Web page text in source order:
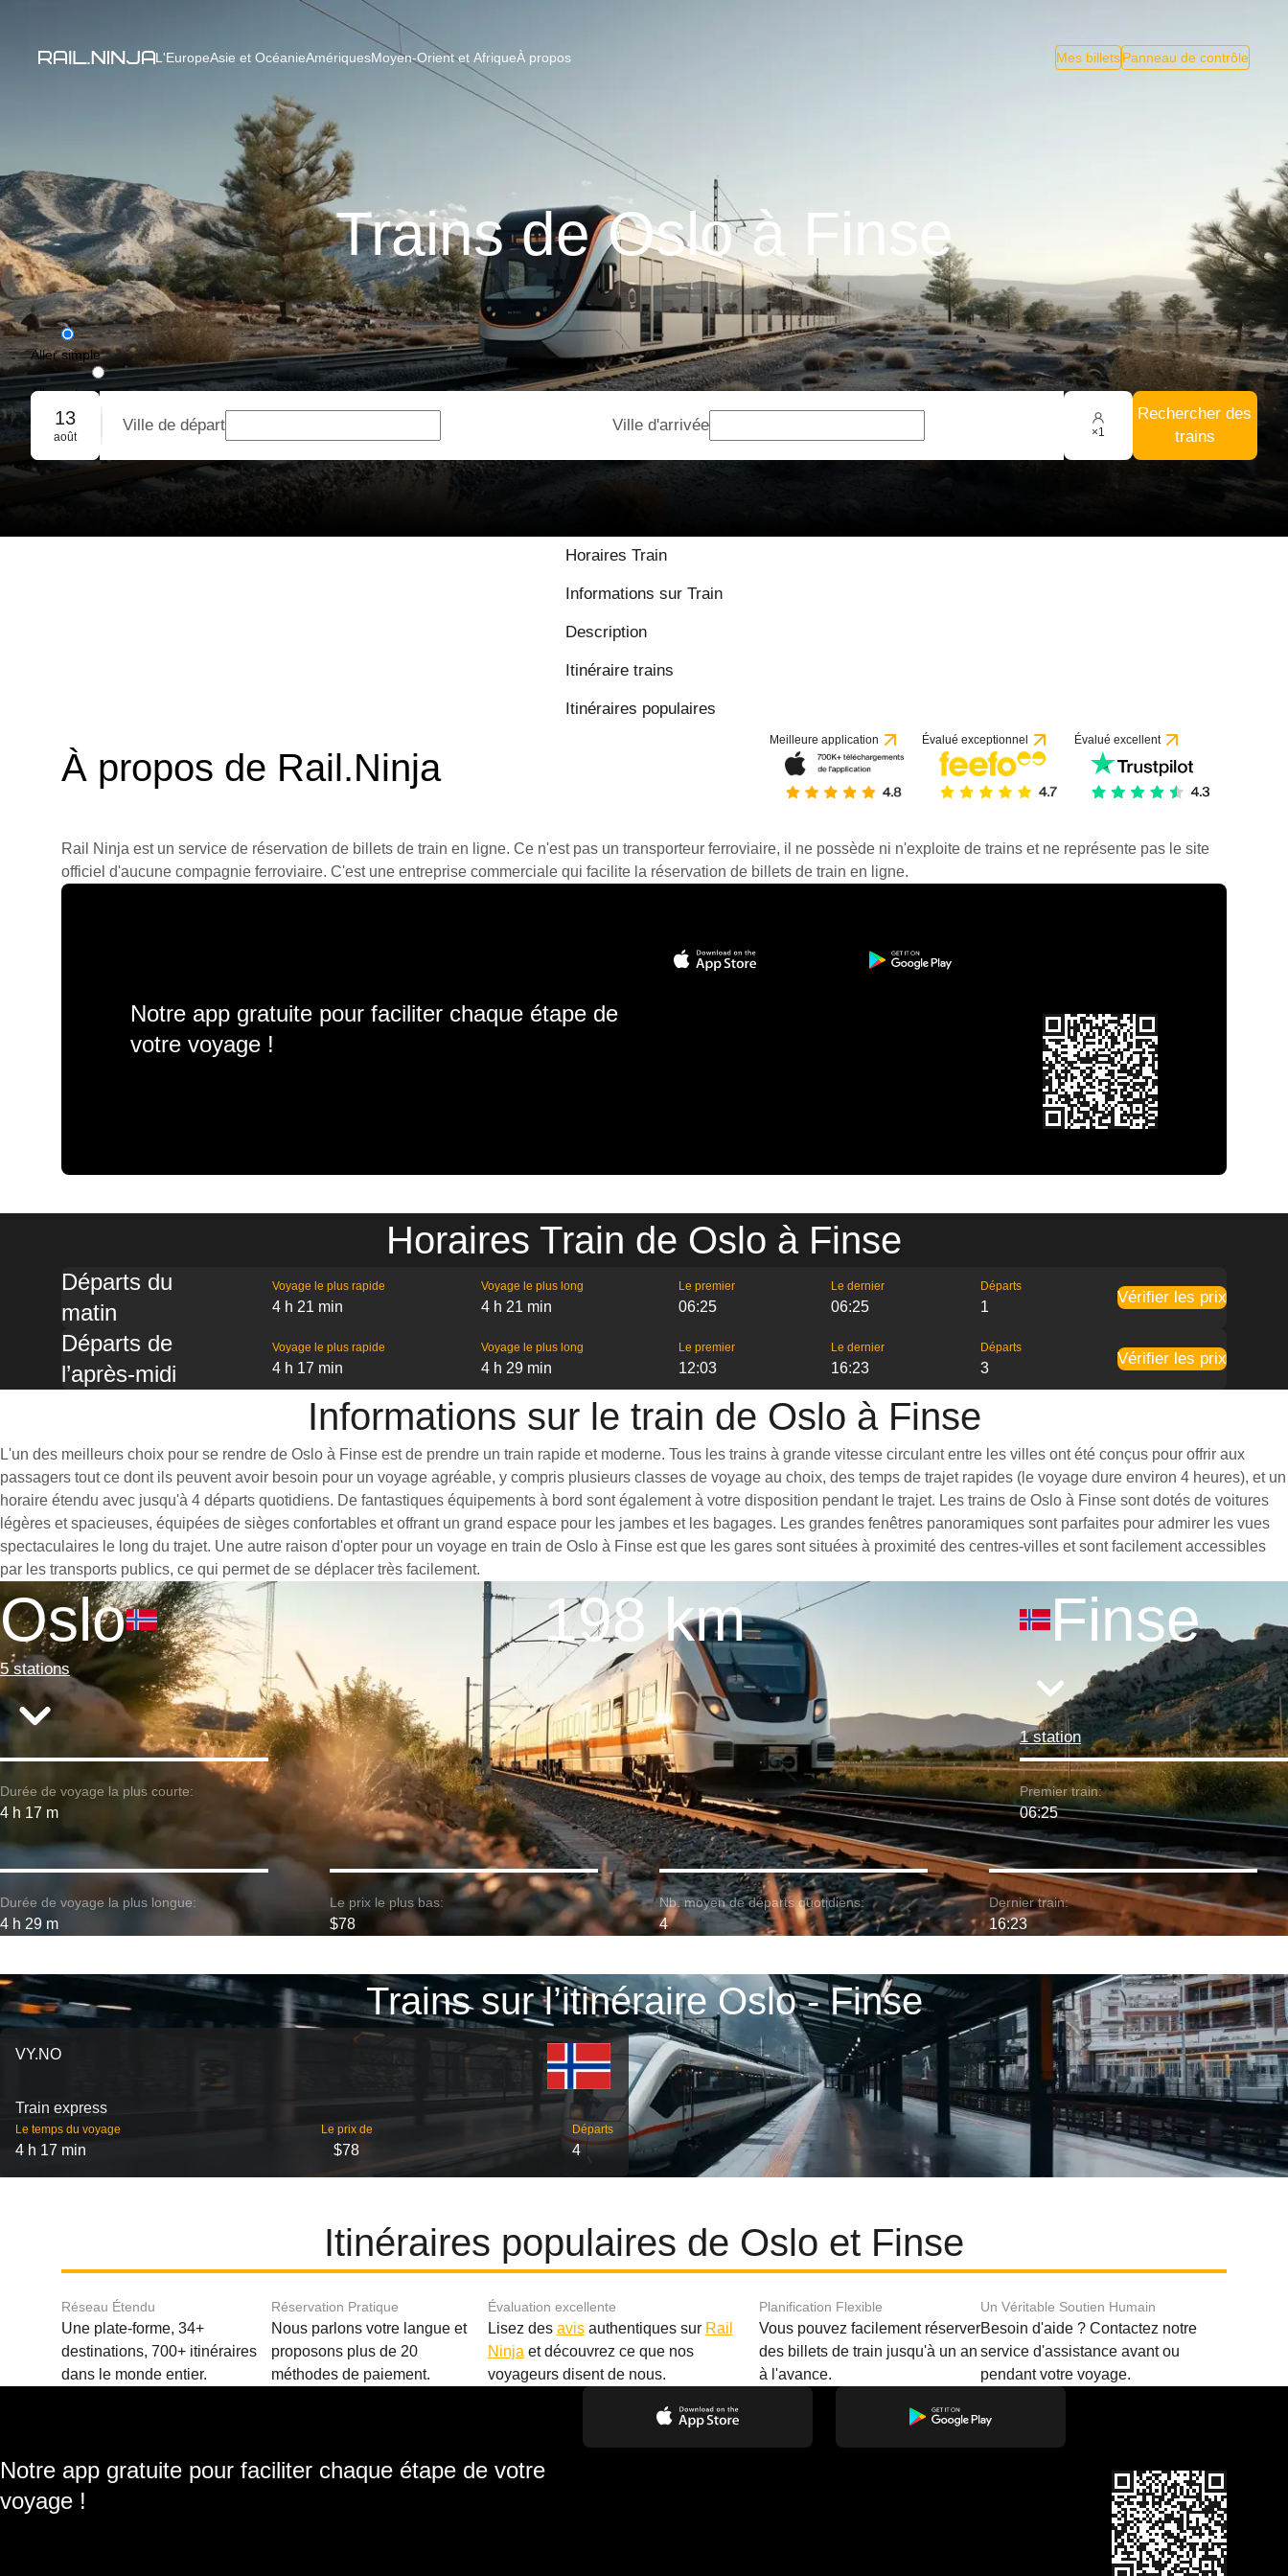
L'EuropeAsie et OcéanieAmériquesMoyen-Orient et AfriqueÀ propos Mes billetsPanneau de contrôle
Trains de Oslo à Finse
Aller simple
Aller-retour
Réservation de groupe
13
août
Ville de départ Ville d'arrivée ×1
Rechercher des
trains
Horaires Train
Informations sur Train
Description
Itinéraire trains
Itinéraires populaires
À propos de Rail.Ninja
Meilleure application Évalué exceptionnel Évalué excellent
Rail Ninja est un service de réservation de billets de train en ligne. Ce n'est pas un transporteur ferroviaire, il ne possède ni n'exploite de trains et ne représente pas le site
officiel d'aucune compagnie ferroviaire. C'est une entreprise commerciale qui facilite la réservation de billets de train en ligne.
Notre app gratuite pour faciliter chaque étape de
votre voyage !
Horaires Train de Oslo à Finse
Départs du
matin
Voyage le plus rapide
4 h 21 min
Voyage le plus long
4 h 21 min
Le premier
06:25
Le dernier
06:25
Départs
1
Vérifier les prix
Départs de
l’après-midi
Voyage le plus rapide
4 h 17 min
Voyage le plus long
4 h 29 min
Le premier
12:03
Le dernier
16:23
Départs
3
Vérifier les prix
Informations sur le train de Oslo à Finse
L'un des meilleurs choix pour se rendre de Oslo à Finse est de prendre un train rapide et moderne. Tous les trains à grande vitesse circulant entre les villes ont été conçus pour offrir aux
passagers tout ce dont ils peuvent avoir besoin pour un voyage agréable, y compris plusieurs classes de voyage au choix, des temps de trajet rapides (le voyage dure environ 4 heures), et un
horaire étendu avec jusqu'à 4 départs quotidiens. De fantastiques équipements à bord sont également à votre disposition pendant le trajet. Les trains de Oslo à Finse sont dotés de voitures
légères et spacieuses, équipées de sièges confortables et offrant un grand espace pour les jambes et les bagages. Les grandes fenêtres panoramiques sont parfaites pour admirer les vues
spectaculaires le long du trajet. Une autre raison d'opter pour un voyage en train de Oslo à Finse est que les gares sont situées à proximité des centres-villes et sont facilement accessibles
par les transports publics, ce qui permet de se déplacer très facilement.
Oslo
5 stations
198 km Finse
1 station
Durée de voyage la plus courte:
4 h 17 m
Premier train:
06:25
Durée de voyage la plus longue:
4 h 29 m
Le prix le plus bas:
$78
Nb. moyen de départs quotidiens:
4
Dernier train:
16:23
Trains sur l’itinéraire Oslo - Finse
VY.NO
Train express
Le temps du voyage
4 h 17 min
Le prix de
$78
Départs
4
Itinéraires populaires de Oslo et Finse
8.9 / 10 basé sur 1 avis
Réseau Étendu
Une plate-forme, 34+
destinations, 700+ itinéraires
dans le monde entier.
Réservation Pratique
Nous parlons votre langue et
proposons plus de 20
méthodes de paiement.
Évaluation excellente
Lisez des avisauthentiques sur Rail
Ninja et découvrez ce que nos
voyageurs disent de nous.
Planification Flexible
Vous pouvez facilement réserver
des billets de train jusqu'à un an
à l'avance.
Un Véritable Soutien Humain
Besoin d'aide ? Contactez notre
service d'assistance avant ou
pendant votre voyage.
Notre app gratuite pour faciliter chaque étape de votre
voyage !